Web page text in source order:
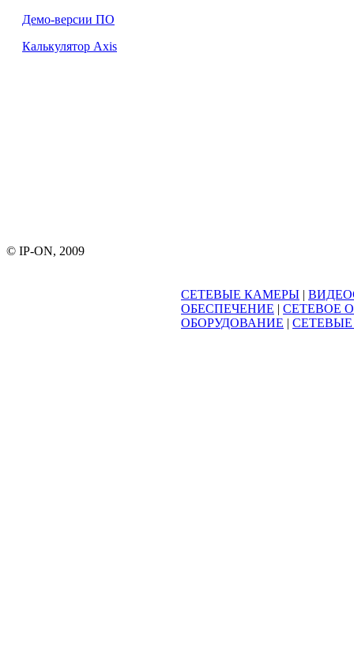
Демо-версии ПО
Калькулятор Axis
© IP-ON, 2009
СЕТЕВЫЕ КАМЕРЫ |
ОБЕСПЕЧЕНИЕ | СЕТЕВОЕ
ОБОРУДОВАНИЕ |